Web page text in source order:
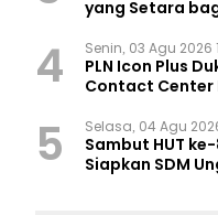
yang Setara
4 Senin, 03 Agu 2026
PLN Icon Plus
Contact Center
5 Selasa, 04 Agu
Sambut HUT ke-
Siapkan SDM